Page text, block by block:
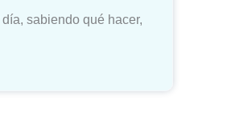
sabiendo qué hacer,